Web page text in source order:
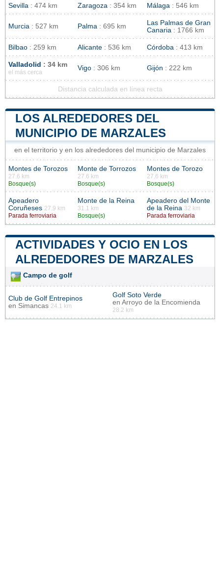
Sevilla : 474 km Zaragoza : 354 km Málaga : 546 km
Murcia : 527 km Palma : 695 km
Las Palmas de Gran
Canaria : 1766 km
Bilbao : 259 km Alicante : 536 km Córdoba : 413 km
Valladolid : 34 km
el más cerca
Vigo : 306 km Gijón : 222 km
Distancia calculada en línea recta
LOS ALREDEDORES DEL
MUNICIPIO DE MARZALES
en el territorio y en los alrededores del municipio de Marzales
Montes de Torozos
27.6 km
Bosque(s)
Monte de Torrozos
27.6 km
Bosque(s)
Montes de Torozo
27.6 km
Bosque(s)
Apeadero
Coruñeses 27.9 km
Parada ferroviaria
Monte de la Reina
31.1 km
Bosque(s)
Apeadero del Monte
de la Reina 32 km
Parada ferroviaria
ACTIVIDADES Y OCIO EN LOS
ALREDEDORES DE MARZALES
Campo de golf
Club de Golf Entrepinos
en Simancas 24.1 km
Golf Soto Verde
en Arroyo de la Encomienda
28.2 km